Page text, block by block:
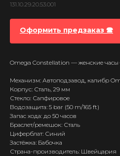
131.10.29.20.53.001
Оформить предзаказ 🕿
Omega Constellation — женские часы
Механизм: Автоподзавод, калибр
Корпус: Сталь, 29 мм
Стекло: Сапфировое
Водозащита: 5 bar (50 m/165 ft)
Запас хода: до 50 часов
Браслет/ремешок: Сталь
Циферблат: Синий
Застёжка: Бабочка
Страна-производитель: Швейцария